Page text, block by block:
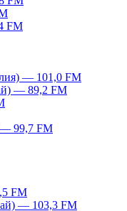
FM
— 101,0 FM
— 89,2 FM
— 99,7 FM
FM
— 103,3 FM